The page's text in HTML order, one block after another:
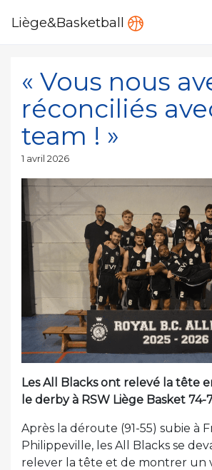
Liège&Basketball
« Vous nous
réconciliés
team ! »
Publié
1 avril 2026
Les All Blacks ont relevé la tête
le derby à RSW Liège Basket 74-
Après la déroute (91-55) subie à
Philippeville, les All Blacks se
relever la tête et de montrer un